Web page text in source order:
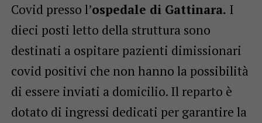
Covid presso l’ospedale di Gattinara. I
dieci posti letto della struttura sono
destinati a ospitare pazienti dimissionari
covid positivi che non hanno la possibilità
di essere inviati a domicilio. Il reparto è
dotato di ingressi dedicati per garantire la